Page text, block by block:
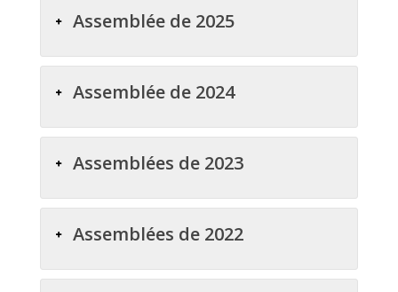
Assemblée de 2025
Assemblée de 2024
Assemblées de 2023
Assemblées de 2022